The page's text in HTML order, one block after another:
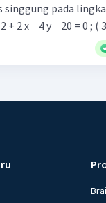
singgung pada
d. x 2 + y 2 + 2 x − 4 y − 20 = 0 ;